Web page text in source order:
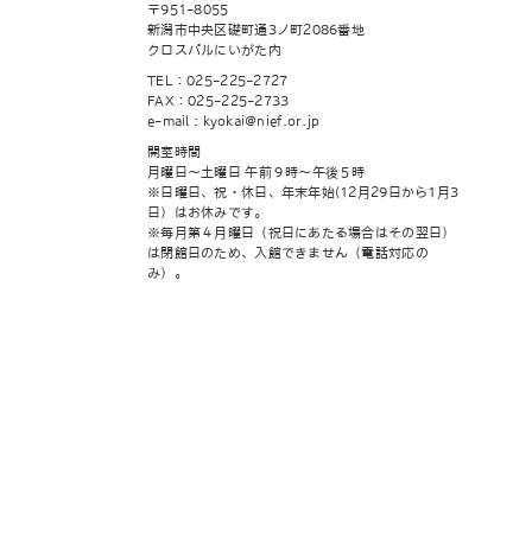
〒951-8055
新潟市中央区礎町通3ノ町2086番地
クロスパルにいがた内
TEL：025-225-2727
FAX：025-225-2733
e-mail : kyokai@nief.or.jp
開室時間
月曜日～土曜日 午前９時～午後５時
※日曜日、祝・休日、年末年始(12月29日から1月3
日）はお休みです。
※毎月第４月曜日（祝日にあたる場合はその翌日）
は閉館日のため、入館できません（電話対応の
み）。